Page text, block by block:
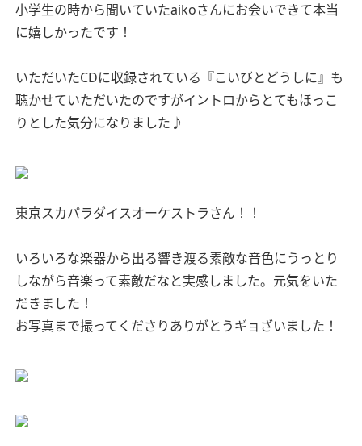
小学生の時から聞いていたaikoさんにお会いできて本当
に嬉しかったです！
いただいたCDに収録されている『こいびとどうしに』も
聴かせていただいたのですがイントロからとてもほっこ
りとした気分になりました♪
東京スカパラダイスオーケストラさん！！
いろいろな楽器から出る響き渡る素敵な音色にうっとり
しながら音楽って素敵だなと実感しました。元気をいた
だきました！
お写真まで撮ってくださりありがとうギョざいました！